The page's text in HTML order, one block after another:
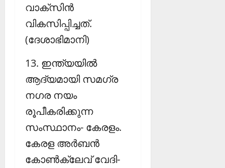
വാക്‌സിന്‍
വികസിപ്പിച്ചത്.
(ദേശാഭിമാനി)
13. ഇന്ത്യയില്‍
ആദ്യമായി സമഗ്ര
നഗര നയം
രൂപീകരിക്കുന്ന
സംസ്ഥാനം- കേരളം.
കേരള അര്‍ബന്‍
കോണ്‍ക്ലേവ് വേദി-